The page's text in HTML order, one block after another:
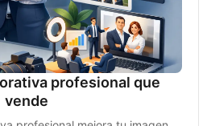
profesional que
vende